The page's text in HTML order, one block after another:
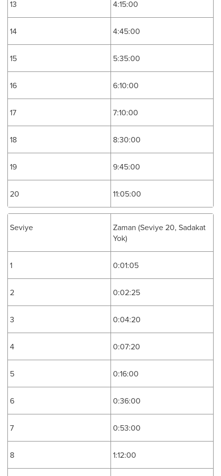
13 4:15:00
14 4:45:00
15 5:35:00
16 6:10:00
17 7:10:00
18 8:30:00
19 9:45:00
20 11:05:00
Seviye
Zaman (Seviye 20, Sadakat
Yok)
1 0:01:05
2 0:02:25
3 0:04:20
4 0:07:20
5 0:16:00
6 0:36:00
7 0:53:00
8 1:12:00